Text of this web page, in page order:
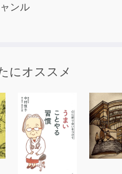
ンル
にオススメ